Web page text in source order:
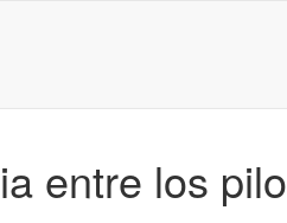
entre los